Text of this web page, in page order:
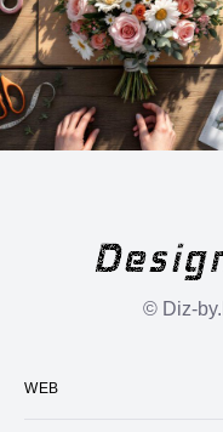
© Diz-
WEB